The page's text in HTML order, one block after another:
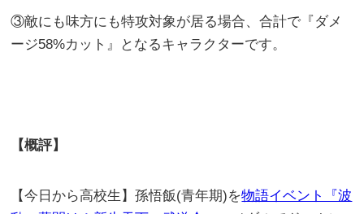
③敵にも味方にも特攻対象が居る場合、合計で『ダメ
ージ58%カット』となるキャラクターです。
【概評】
【今日から高校生】孫悟飯(青年期)を物語イベント『波